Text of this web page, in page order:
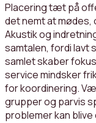
Placering tæt på
det nemt at mødes,
Akustik og
samtalen, fordi lavt
samlet skaber
service mindsker
for koordinering.
grupper og parvis
problemer kan